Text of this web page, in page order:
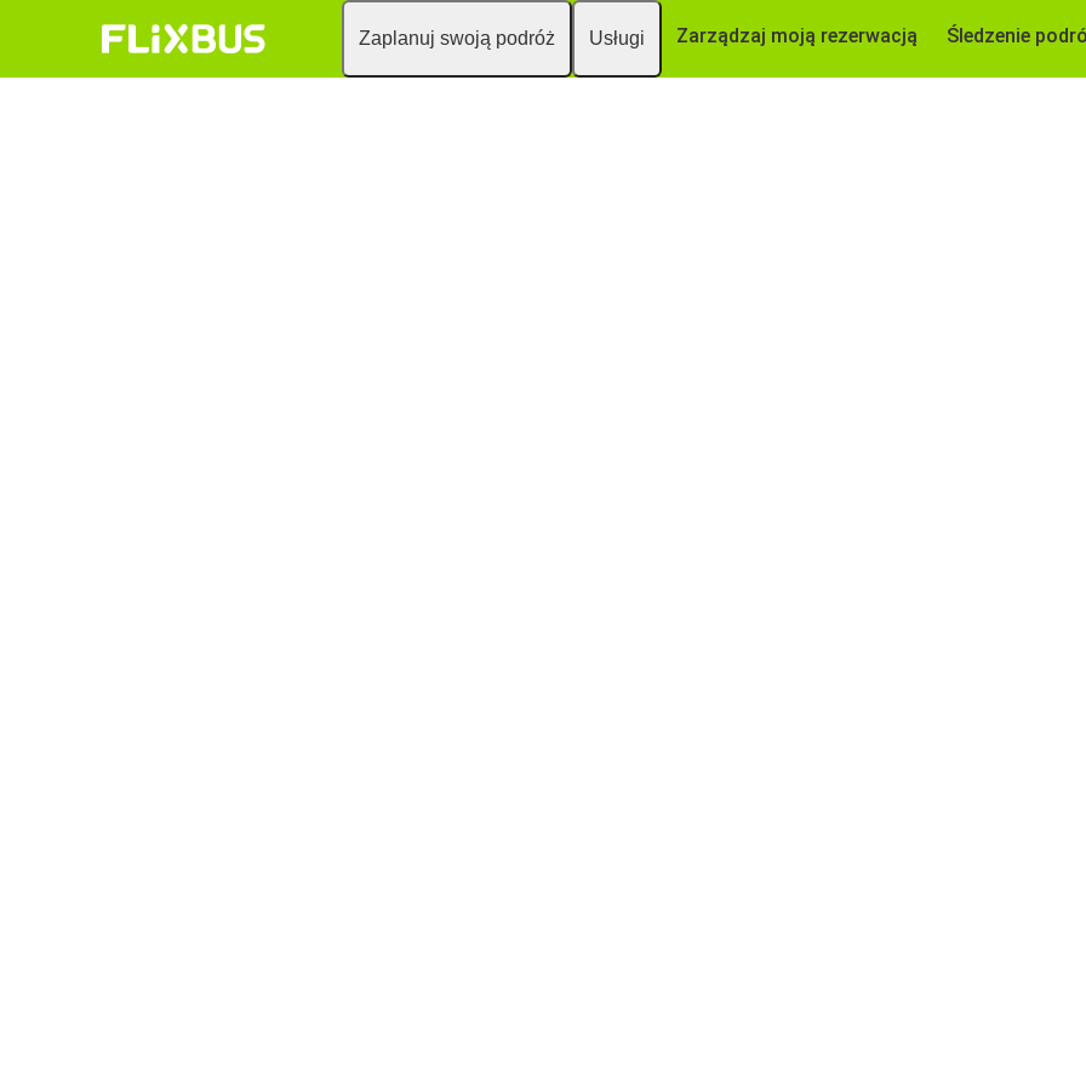
Zaplanuj swoją podróż Usługi Zarządzaj moją rezerwacją Śledzenie